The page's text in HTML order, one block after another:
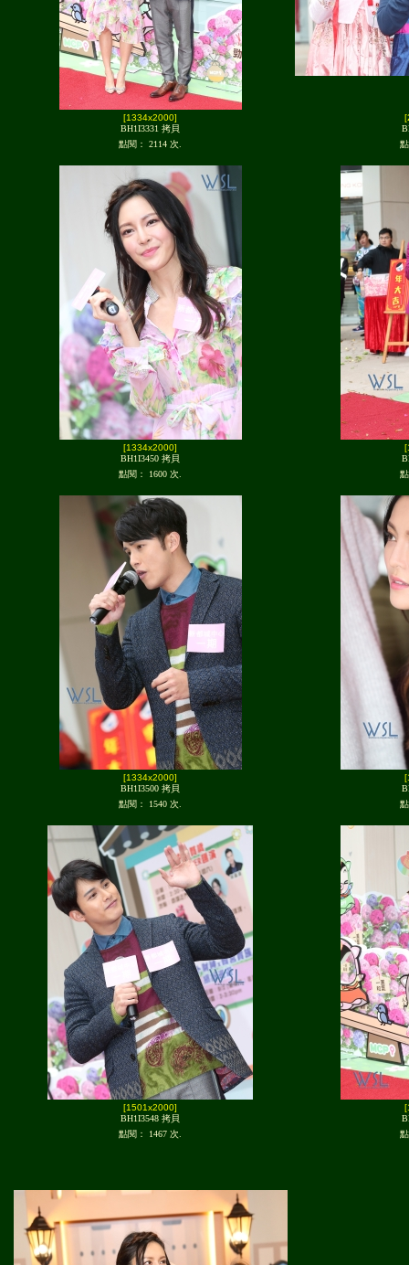
[1334x2000]
BH1I3331 拷貝
點閱： 2114 次.
[1334x2000]
BH1I3450 拷貝
點閱： 1600 次.
[1334x2000]
BH1I3500 拷貝
點閱： 1540 次.
[1501x2000]
BH1I3548 拷貝
點閱： 1467 次.